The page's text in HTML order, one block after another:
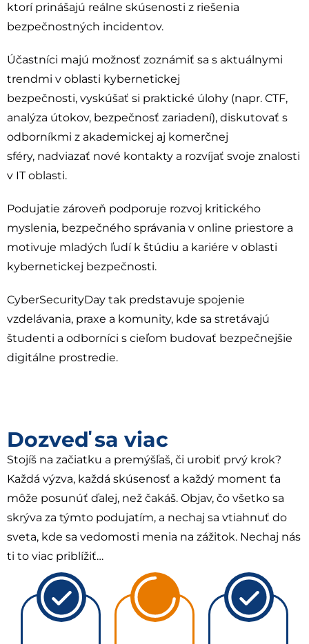
ktorí prinášajú reálne skúsenosti z riešenia
bezpečnostných incidentov.
Účastníci majú možnosť zoznámiť sa s aktuálnymi
trendmi v oblasti kybernetickej
bezpečnosti, vyskúšať si praktické úlohy (napr. CTF,
analýza útokov, bezpečnosť zariadení), diskutovať s
odborníkmi z akademickej aj komerčnej
sféry, nadviazať nové kontakty a rozvíjať svoje znalosti
v IT oblasti.
Podujatie zároveň podporuje rozvoj kritického
myslenia, bezpečného správania v online priestore a
motivuje mladých ľudí k štúdiu a kariére v oblasti
kybernetickej bezpečnosti.
CyberSecurityDay tak predstavuje spojenie
vzdelávania, praxe a komunity, kde sa stretávajú
študenti a odborníci s cieľom budovať bezpečnejšie
digitálne prostredie.
Dozveď sa viac
Stojíš na začiatku a premýšľaš, či urobiť prvý krok?
Každá výzva, každá skúsenosť a každý moment ťa
môže posunúť ďalej, než čakáš. Objav, čo všetko sa
skrýva za týmto podujatím, a nechaj sa vtiahnuť do
sveta, kde sa vedomosti menia na zážitok. Nechaj nás
ti to viac priblížiť…